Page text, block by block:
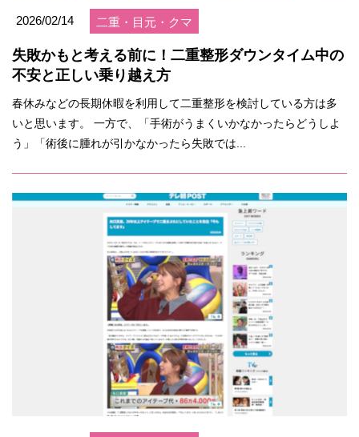
2026/02/14 二重・目元・クマ
失敗かもと考える前に！二重整形ダウンタイム中の
不安と正しい乗り越え方
春休みなどの長期休暇を利用して二重整形を検討している方は多
いと思います。 一方で、「手術がうまくいかなかったらどうしよ
う」「術後に腫れが引かなかったら失敗では...